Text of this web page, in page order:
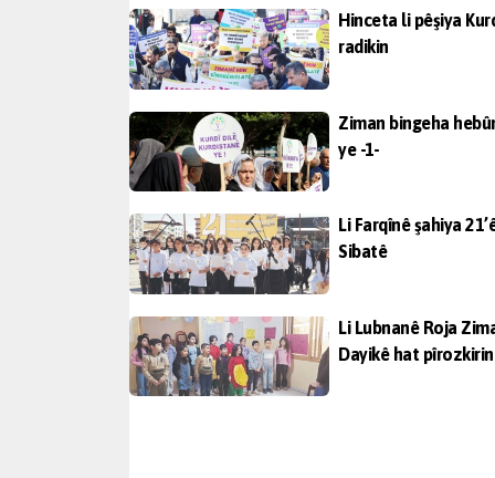
Hinceta li pêşiya
radikin
Ziman bingeha
ye -1-
Li Farqînê şahiya
Sibatê
Li Lubnanê Roja
Dayikê hat pîrozkirin